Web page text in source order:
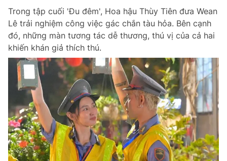
Trong tập cuối 'Đu đêm', Hoa hậu Thùy Tiên đưa Wean
Lê trải nghiệm công việc gác chắn tàu hỏa. Bên cạnh
đó, những màn tương tác dễ thương, thú vị của cả hai
khiến khán giả thích thú.